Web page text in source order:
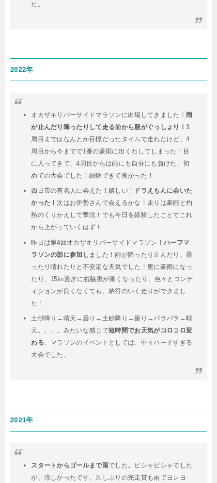
た。
2022年
オカザキリバーサイドマラソンに出場してきました！ 雨
が止んだり降ったりして走る前から服がぐっしょり！ 3
周目まではなんとか目標だったタイムで走れたけど、4
周目から今までで1番の豪雨に出くわしてしまった！目
に入ってきて、4周目からは雨にも自分にも負けた、初
めての大会でした！経験できて良かった！
四日市の有名人に会えた！嬉しい！
ドラえもんに会いた
かった！ 次はお伊勢さんで会えるかな！走りは豪雨と灼
熱のくりかえしで撃沈！でも今日を経験したことでこれ
から上がっていくはず！
昨日は第4回オカザキリバーサイドマラソン！ ハーフマ
ラソンの部に参加 しました！雨が降ったり止んだり、曇
ったり晴れたりと不安定な天気でした！更に豪雨になっ
たり、15㎞過ぎに右脇腹が痛くなったり、色々とコンデ
ィションが良くなくても、納得のいく走りができまし
た！
土砂降り→晴天→曇り→土砂降り→曇り→パラパラ→晴
天。。。。みたいな感じで短時間でお天気がコロコロ変
わる、マラソンのイベントとしては、中々ハードすぎる
大会でした。
2021年
スタートからゴールまで雨でした。ビシャビシャでした
が、涼しかったです。久しぶりの完走賞も雨でヨレヨ